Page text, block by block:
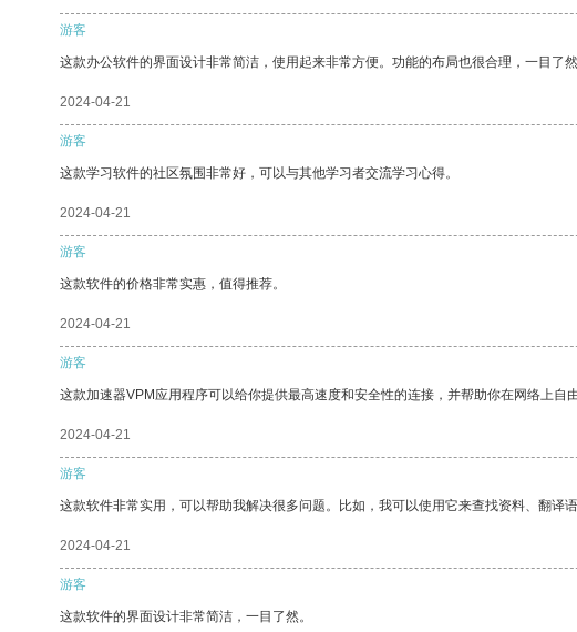
游客
这款办公软件的界面设计非常简洁，使用起来非常方便。功能的布局也很合理，一目了然
2024-04-21
游客
这款学习软件的社区氛围非常好，可以与其他学习者交流学习心得。
2024-04-21
游客
这款软件的价格非常实惠，值得推荐。
2024-04-21
游客
这款加速器VPM应用程序可以给你提供最高速度和安全性的连接，并帮助你在网络上自由
2024-04-21
游客
这款软件非常实用，可以帮助我解决很多问题。比如，我可以使用它来查找资料、翻译语
2024-04-21
游客
这款软件的界面设计非常简洁，一目了然。